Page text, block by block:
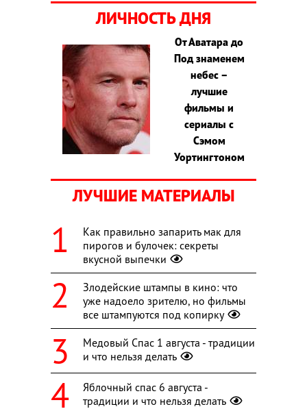
ЛИЧНОСТЬ ДНЯ
От Аватара до
Под знаменем
небес –
лучшие
фильмы и
сериалы с
Сэмом
Уортингтоном
ЛУЧШИЕ МАТЕРИАЛЫ
Как правильно запарить мак для
пирогов и булочек: секреты
вкусной выпечки
Злодейские штампы в кино: что
уже надоело зрителю, но фильмы
все штампуются под копирку
Медовый Спас 1 августа - традиции
и что нельзя делать
Яблочный спас 6 августа -
традиции и что нельзя делать